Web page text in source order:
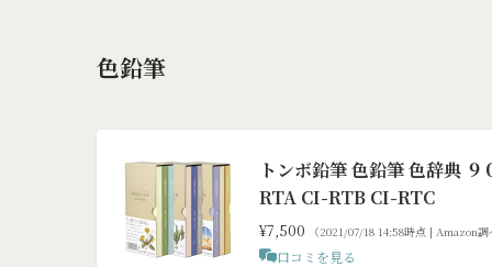
色鉛筆
トンボ鉛筆 色鉛筆 色辞典
RTA CI-RTB CI-RTC
¥7,500 （2021/07/18 14:58時点 | Amazon調
口コミを見る